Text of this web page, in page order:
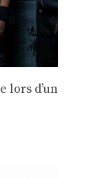
lors d’un